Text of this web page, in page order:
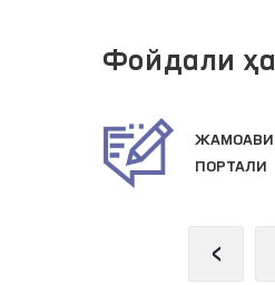
Фойдали
ПОРТАЛИ
‹